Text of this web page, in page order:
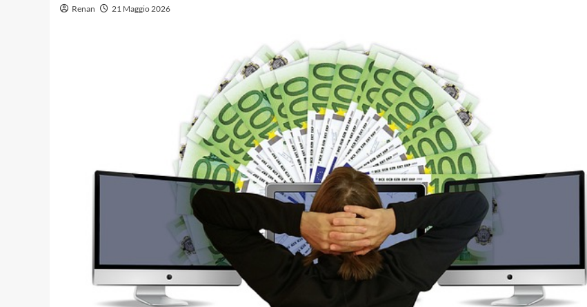
Renan 21 Maggio 2026